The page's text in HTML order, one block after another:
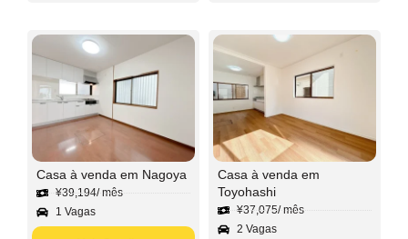
Casa à venda em Nagoya
¥39,194/ mês
1 Vagas
Casa à venda em
Toyohashi
¥37,075/ mês
2 Vagas